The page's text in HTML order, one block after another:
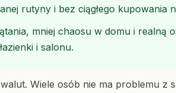
rutyny i bez ciągłego kupowania
mniej chaosu w domu i realną
i salonu.
Wiele osób nie ma problemu z